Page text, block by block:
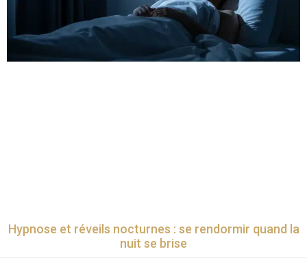
Hypnose et réveils nocturnes : se rendormir quand la
nuit se brise